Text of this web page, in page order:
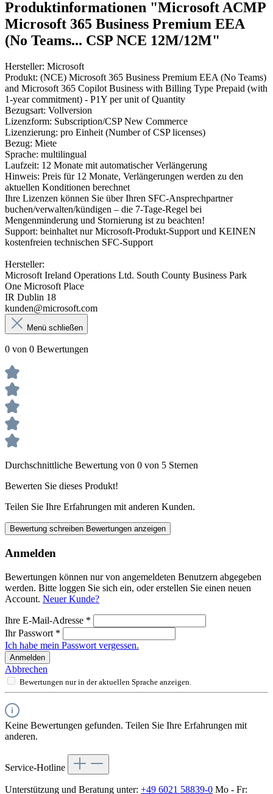
Produktinformationen "Microsoft ACMP
Microsoft 365 Business Premium EEA
(No Teams... CSP NCE 12M/12M"
Hersteller: Microsoft
Produkt: (NCE) Microsoft 365 Business Premium EEA (No Teams)
and Microsoft 365 Copilot Business with Billing Type Prepaid (with
1-year commitment) - P1Y per unit of Quantity
Bezugsart: Vollversion
Lizenzform: Subscription/CSP New Commerce
Lizenzierung: pro Einheit (Number of CSP licenses)
Bezug: Miete
Sprache: multilingual
Laufzeit: 12 Monate mit automatischer Verlängerung
Hinweis: Preis für 12 Monate, Verlängerungen werden zu den
aktuellen Konditionen berechnet
Ihre Lizenzen können Sie über Ihren SFC-Ansprechpartner
buchen/verwalten/kündigen – die 7-Tage-Regel bei
Mengenminderung und Stornierung ist zu beachten!
Support: beinhaltet nur Microsoft-Produkt-Support und KEINEN
kostenfreien technischen SFC-Support
Hersteller:
Microsoft Ireland Operations Ltd. South County Business Park
One Microsoft Place
IR Dublin 18
kunden@microsoft.com
Menü schließen
0 von 0 Bewertungen
Durchschnittliche Bewertung von 0 von 5 Sternen
Bewerten Sie dieses Produkt!
Teilen Sie Ihre Erfahrungen mit anderen Kunden.
Bewertung schreiben Bewertungen anzeigen
Anmelden
Bewertungen können nur von angemeldeten Benutzern abgegeben
werden. Bitte loggen Sie sich ein, oder erstellen Sie einen neuen
Account. Neuer Kunde?
Ihre E-Mail-Adresse *
Ihr Passwort *
Ich habe mein Passwort vergessen.
Anmelden
Abbrechen
Bewertungen nur in der aktuellen Sprache anzeigen.
Keine Bewertungen gefunden. Teilen Sie Ihre Erfahrungen mit
anderen.
Service-Hotline
Unterstützung und Beratung unter: +49 6021 58839-0 Mo - Fr: